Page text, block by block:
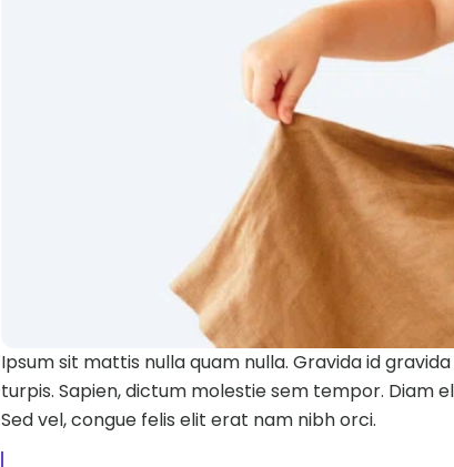
Ipsum sit mattis nulla quam nulla. Gravida id
turpis. Sapien, dictum molestie sem tempor. Diam
Sed vel, congue felis elit erat nam nibh orci.